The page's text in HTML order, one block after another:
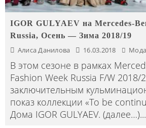
IGOR GULYAEV на Mercedes-
Russia, Осень — Зима 2018/19
Алиса Данилова 16.03.2018 Мода
В этом сезоне в рамках
Fashion Week Russia F/W
заключительным
показ коллекции «To be
Дома IGOR GULYAEV. (далее…)...